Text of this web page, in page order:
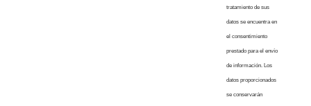
tratamiento de sus
datos se encuentra en
el consentimiento
prestado para el envío
de información. Los
datos proporcionados
se conservarán